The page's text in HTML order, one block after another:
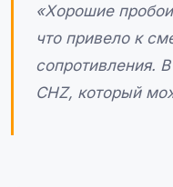
«Хорошие
что привело к
сопротивления.
CHZ, который